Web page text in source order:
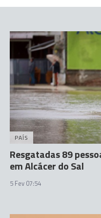
PAÍS
Resgatadas 89
em Alcácer do Sal
5 Fev 07:54